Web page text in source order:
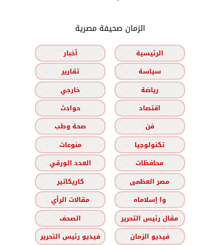
الزمان صحيفة مصرية
الرئيسية
أخبار
سياسة
تقارير
رياضة
خارجي
اقتصاد
حوادث
فن
صحة وطب
تكنولوجيا
منوعات
محافظات
العدد الورقي
مصر العظمى
كاريكاتير
وا إسلاماه
مقالات الرأي
مقال رئيس التحرير
الصحف
فيديو الزمان
فيديو رئيس التحرير